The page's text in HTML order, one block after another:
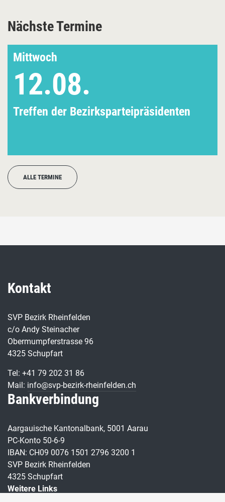
Nächste Termine
Mittwoch
12.08.
Treffen der Bezirksparteipräsidenten
ALLE TERMINE
Kontakt
SVP Bezirk Rheinfelden
c/o Andy Steinacher
Obermumpferstrasse 96
4325 Schupfart
Tel: +41 79 202 31 86
Mail: info@svp-bezirk-rheinfelden.ch
Bankverbindung
Aargauische Kantonalbank, 5001 Aarau
PC-Konto 50-6-9
IBAN: CH09 0076 1501 2796 3200 1
SVP Bezirk Rheinfelden
4325 Schupfart
Weitere Links